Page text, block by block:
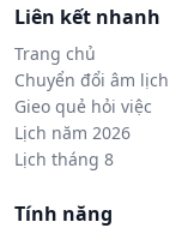
Liên kết nhanh
Trang chủ
Chuyển đổi âm lịch
Gieo quẻ hỏi việc
Lịch năm 2026
Lịch tháng 8
Tính năng